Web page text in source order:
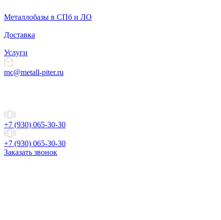
Металлобазы в СПб и ЛО
Доставка
Услуги
mc@metall-piter.ru
+7 (930) 065-30-30
+7 (930) 065-30-30
Заказать звонок